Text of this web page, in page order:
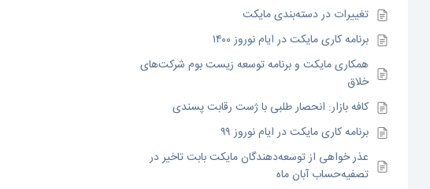
تغییرات در دسته‌بندی مایکت
برنامه کاری مایکت در ایام نوروز ۱۴۰۰
همکاری مایکت و برنامه توسعه زیست بوم شرکت‌های
خلاق
کافه بازار: انحصار طلبی با ژست رقابت پسندی
برنامه کاری مایکت در ایام نوروز ۹۹
عذر خواهی از توسعه‌دهندگان مایکت بابت تاخیر در
تصفیه‌حساب آبان ماه